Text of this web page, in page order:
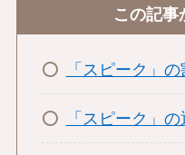
この記事
「スピーク」
「スピーク」